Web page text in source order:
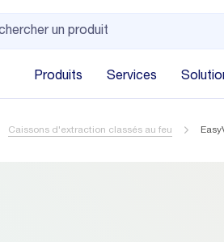
Produits Services
Caissons d'extraction classés au feu